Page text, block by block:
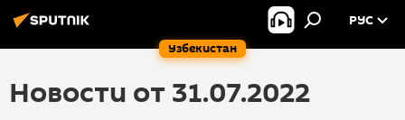
Узбекистан
РУС
Новости от 31.07.2022